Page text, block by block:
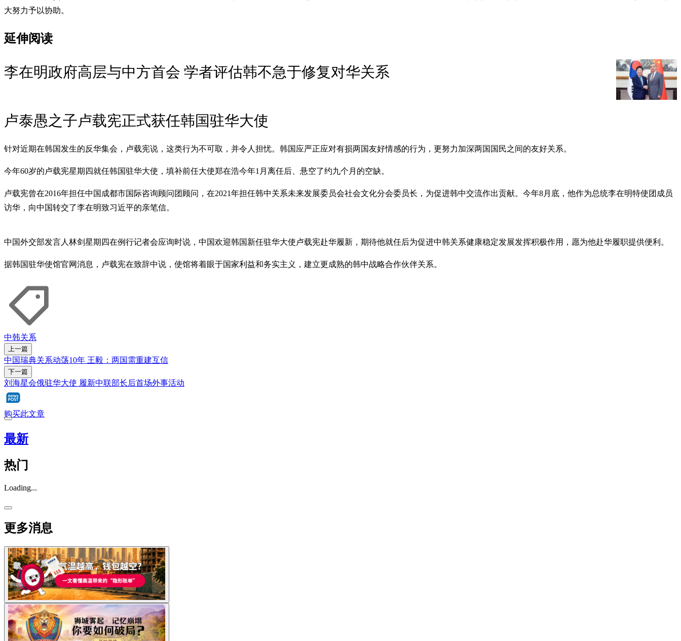
大努力予以协助。
延伸阅读
李在明政府高层与中方首会 学者评估韩不急于修复对华关系
卢泰愚之子卢载宪正式获任韩国驻华大使
针对近期在韩国发生的反华集会，卢载宪说，这类行为不可取，并令人担忧。韩国应严正应对有损两国友好情感的行为，更努力加深两国国民之间的友好关系。
今年60岁的卢载宪星期四就任韩国驻华大使，填补前任大使郑在浩今年1月离任后、悬空了约九个月的空缺。
卢载宪曾在2016年担任中国成都市国际咨询顾问团顾问，在2021年担任韩中关系未来发展委员会社会文化分会委员长，为促进韩中交流作出贡献。今年8月底，他作为总统李在明特使团成员
访华，向中国转交了李在明致习近平的亲笔信。
中国外交部发言人林剑星期四在例行记者会应询时说，中国欢迎韩国新任驻华大使卢载宪赴华履新，期待他就任后为促进中韩关系健康稳定发展发挥积极作用，愿为他赴华履职提供便利。
据韩国驻华使馆官网消息，卢载宪在致辞中说，使馆将着眼于国家利益和务实主义，建立更成熟的韩中战略合作伙伴关系。
中韩关系
上一篇
中国瑞典关系动荡10年 王毅：两国需重建互信
下一篇
刘海星会俄驻华大使 履新中联部长后首场外事活动
购买此文章
最新
热门
Loading...
更多消息